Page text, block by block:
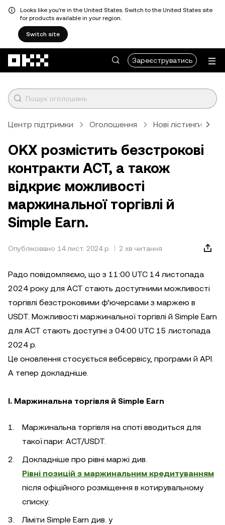
Looks like you're in the United States. Switch to the United States site
for products available in your region.
Switch site
Зареєструватись
Центр підтримки Оголошення Нові лістинги
OKX розмістить безстрокові
контракти ACT, а також
відкриє можливості
маржинальної торгівлі й
Simple Earn.
Опубліковано 14 лист. 2024 р. 2 хв читання
Радо повідомляємо, що з 11:00 UTC 14 листопада
2024 року для ACT стають доступними можливості
торгівлі безстроковими ф’ючерсами з маржею в
USDT. Можливості маржинальної торгівлі й Simple Earn
для ACT стають доступні з 04:00 UTC 15 листопада
2024 р.
Це оновлення стосується вебсервісу, програми й API.
А тепер докладніше.
I. Маржинальна торгівля й Simple Earn
Маржинальна торгівля на споті вводиться для
такої пари: ACT/USDT.
Докладніше про рівні маржі див.
Рівні позицій з маржинальним кредитуванням
після офіційного розміщення в котирувальному
списку.
Ліміти Simple Earn див. у